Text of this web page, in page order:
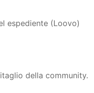
espediente (Loovo)
della community.